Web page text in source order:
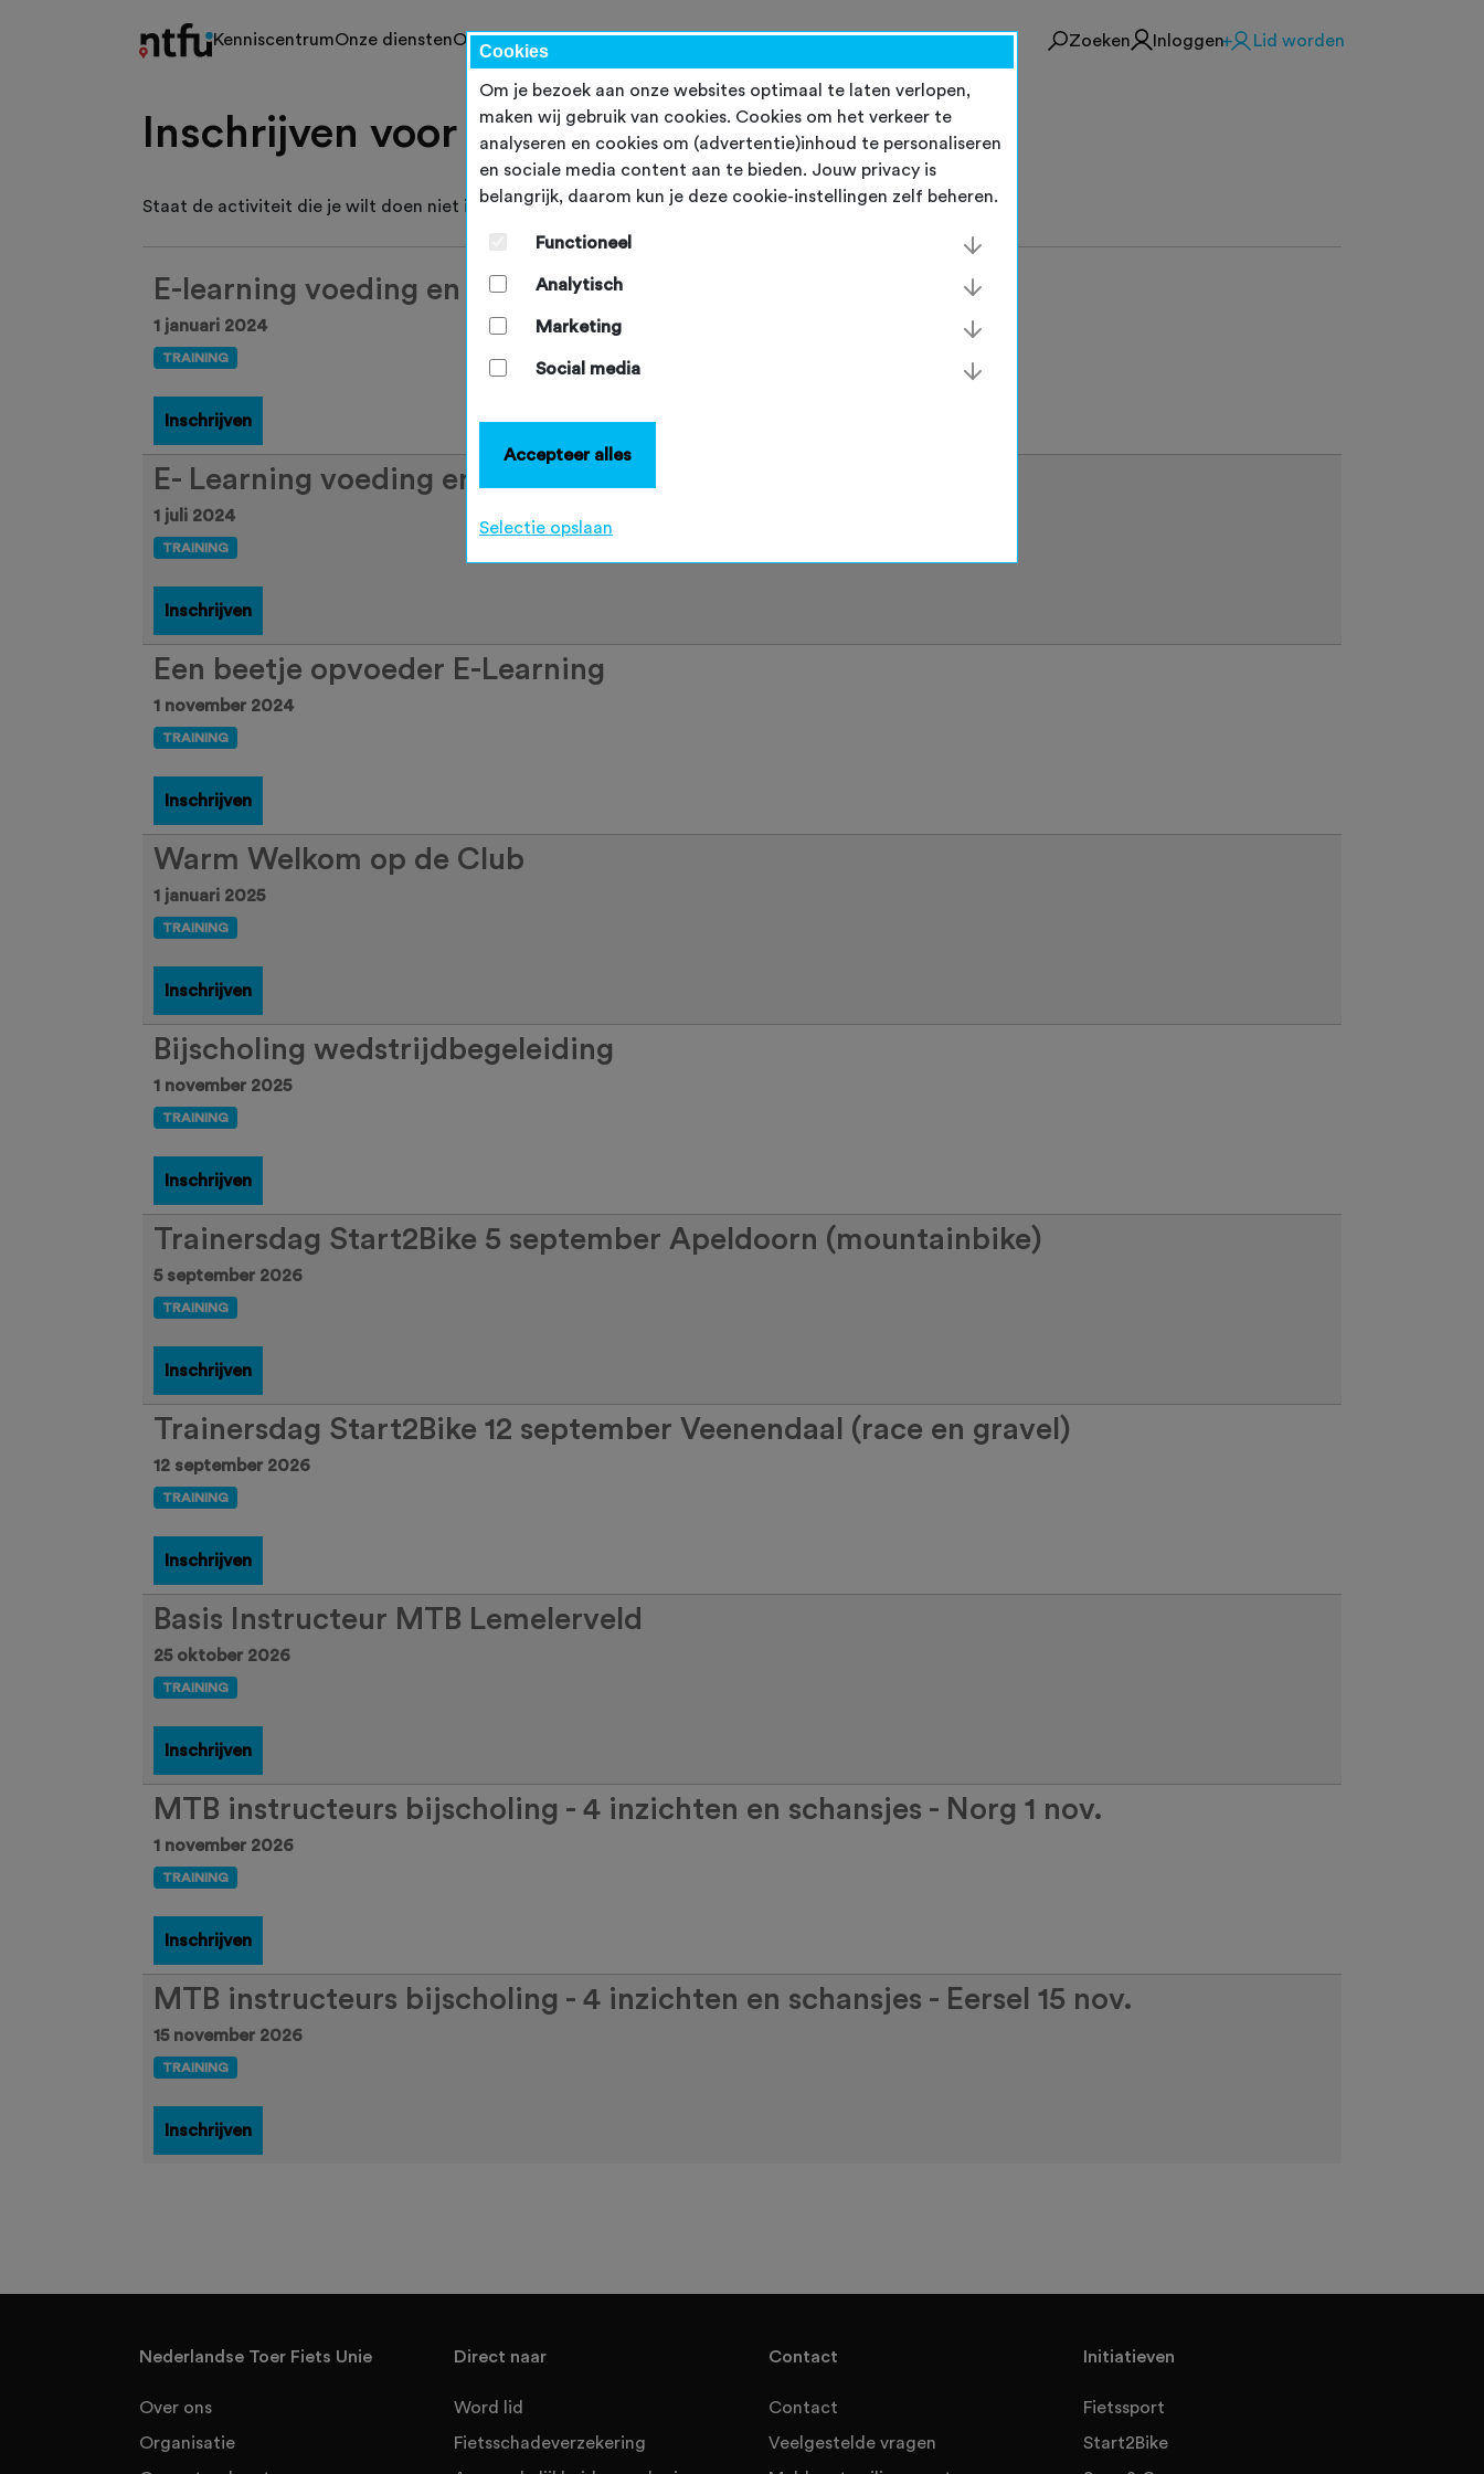
Lid worden
Inloggen
Zoeken
KenniscentrumOnze dienstenOns werk
Inschrijven voor activiteiten
Staat de activiteit die je wilt doen niet in de lijst? Helaas, dan is deze al vol!
E-learning voeding en sport
1 januari 2024
TRAINING
Inschrijven
E- Learning voeding en sport HVA
1 juli 2024
TRAINING
Inschrijven
Een beetje opvoeder E-Learning
1 november 2024
TRAINING
Inschrijven
Warm Welkom op de Club
1 januari 2025
TRAINING
Inschrijven
Bijscholing wedstrijdbegeleiding
1 november 2025
TRAINING
Inschrijven
Trainersdag Start2Bike 5 september Apeldoorn (mountainbike)
5 september 2026
TRAINING
Inschrijven
Trainersdag Start2Bike 12 september Veenendaal (race en gravel)
12 september 2026
TRAINING
Inschrijven
Basis Instructeur MTB Lemelerveld
25 oktober 2026
TRAINING
Inschrijven
MTB instructeurs bijscholing - 4 inzichten en schansjes - Norg 1 nov.
1 november 2026
TRAINING
Inschrijven
MTB instructeurs bijscholing - 4 inzichten en schansjes - Eersel 15 nov.
15 november 2026
TRAINING
Inschrijven
Nederlandse Toer Fiets Unie
Over ons
Organisatie
Direct naar
Word lid
Fietsschadeverzekering
Contact
Contact
Veelgestelde vragen
Initiatieven
Fietssport
Start2Bike
Cookies
Om je bezoek aan onze websites optimaal te laten verlopen,
maken wij gebruik van cookies. Cookies om het verkeer te
analyseren en cookies om (advertentie)inhoud te personaliseren
en sociale media content aan te bieden. Jouw privacy is
belangrijk, daarom kun je deze cookie-instellingen zelf beheren.
Functioneel
Analytisch
Marketing
Social media
Accepteer alles
Selectie opslaan